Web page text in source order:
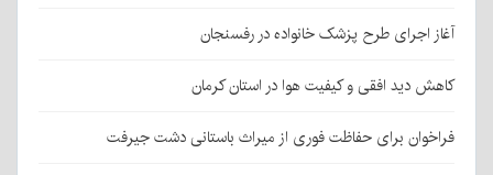
آغاز اجرای طرح پزشک خانواده در رفسنجان
کاهش دید افقی و کیفیت هوا در استان کرمان
فراخوان برای حفاظت فوری از میراث باستانی دشت جیرفت